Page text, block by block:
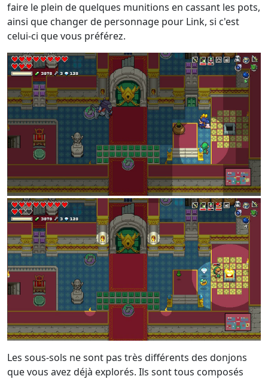
faire le plein de quelques munitions en cassant les pots,
ainsi que changer de personnage pour Link, si c'est
celui-ci que vous préférez.
Les sous-sols ne sont pas très différents des donjons
que vous avez déjà explorés. Ils sont tous composés